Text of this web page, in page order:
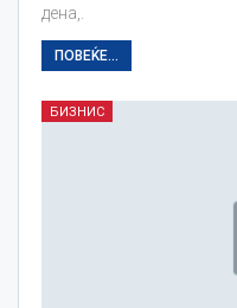
дена,.
ПОВЕЌЕ...
БИЗНИС